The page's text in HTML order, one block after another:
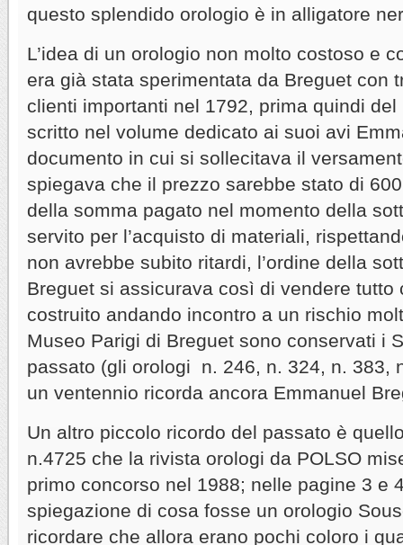
questo splendido orologio è in alligatore
L’idea di un orologio non molto costoso e
era già stata sperimentata da Breguet con
clienti importanti nel 1792, prima quindi
scritto nel volume dedicato ai suoi avi
documento in cui si sollecitava il
spiegava che il prezzo sarebbe stato di
della somma pagato nel momento della
servito per l’acquisto di materiali,
non avrebbe subito ritardi, l’ordine della
Breguet si assicurava così di vendere tutto
costruito andando incontro a un rischio
Museo Parigi di Breguet sono conservati i
passato (gli orologi n. 246, n. 324, n. 383,
un ventennio ricorda ancora Emmanuel
Un altro piccolo ricordo del passato è
n.4725 che la rivista orologi da POLSO
primo concorso nel 1988; nelle pagine 3 e
spiegazione di cosa fosse un orologio
ricordare che allora erano pochi coloro i